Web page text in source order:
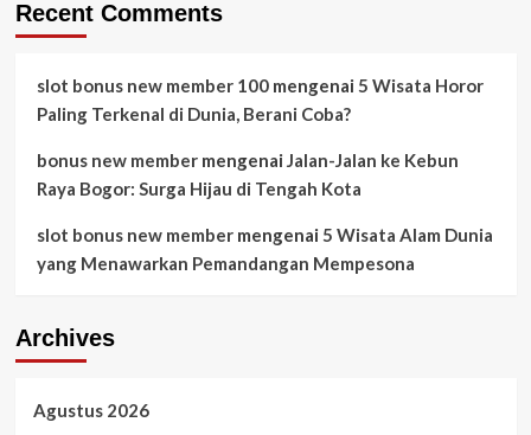
Recent Comments
slot bonus new member 100mengenai 5 Wisata Horor
Paling Terkenal di Dunia, Berani Coba?
bonus new membermengenai Jalan-Jalan ke Kebun
Raya Bogor: Surga Hijau di Tengah Kota
slot bonus new membermengenai 5 Wisata Alam Dunia
yang Menawarkan Pemandangan Mempesona
Archives
Agustus 2026